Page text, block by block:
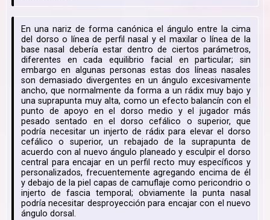
En una nariz de forma canónica el ángulo entre la cima
del dorso o línea de perfil nasal y el maxilar o línea de la
base nasal debería estar dentro de ciertos parámetros,
diferentes en cada equilibrio facial en particular; sin
embargo en algunas personas estas dos líneas nasales
son demasiado divergentes en un ángulo excesivamente
ancho, que normalmente da forma a un rádix muy bajo y
una suprapunta muy alta, como un efecto balancín con el
punto de apoyo en el dorso medio y el jugador más
pesado sentado en el dorso cefálico o superior, que
podría necesitar un injerto de rádix para elevar el dorso
cefálico o superior, un rebajado de la suprapunta de
acuerdo con al nuevo ángulo planeado y esculpir el dorso
central para encajar en un perfil recto muy específicos y
personalizados, frecuentemente agregando encima de él
y debajo de la piel capas de camuflaje como pericondrio o
injerto de fascia temporal; obviamente la punta nasal
podría necesitar desproyección para encajar con el nuevo
ángulo dorsal.